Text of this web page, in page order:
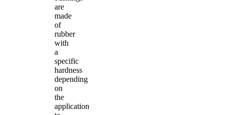
are
made
of
rubber
with
a
specific
hardness
depending
on
the
application